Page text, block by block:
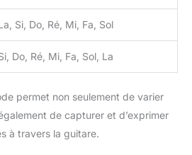
Si, Do, Ré, Mi, Fa, Sol
Do, Ré, Mi, Fa, Sol, La
permet non seulement de varier
de capturer et d’exprimer
à travers la guitare.